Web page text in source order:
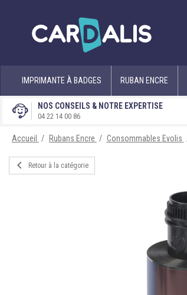
IMPRIMANTE À BADGES RUBAN ENCRE
NOS CONSEILS & NOTRE EXPERTISE
04 22 14 00 86
Accueil Rubans Encre Consommables Evolis

Retour à la catégorie